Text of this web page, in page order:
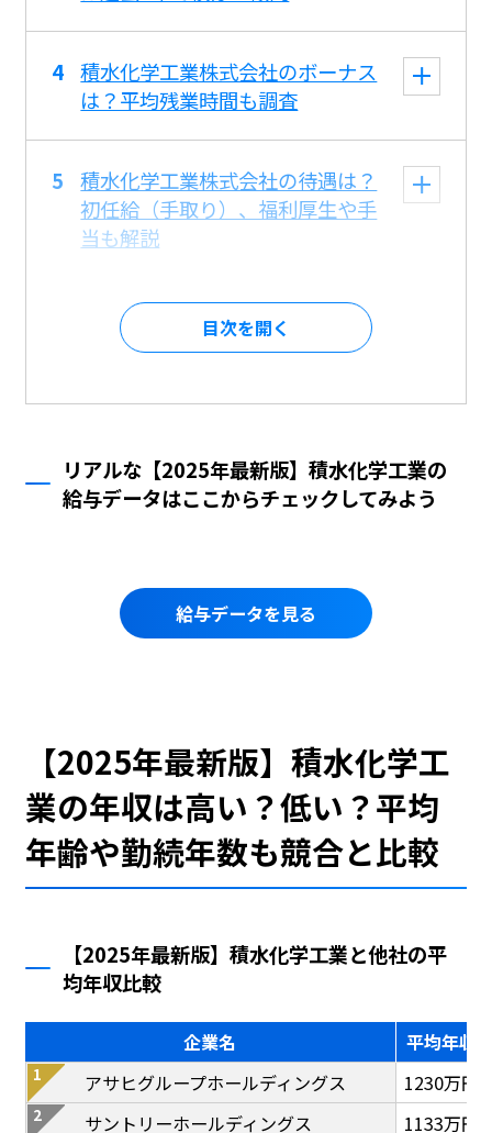
積水化学工業株式会社のボーナス
は？平均残業時間も調査
積水化学工業株式会社の待遇は？
初任給（手取り）、福利厚生や手
当も解説
目次を
リアルな【2025年最新版】積水化学工業の
給与データはここからチェックしてみよう
給与データを見る
【2025年最新版】積水化学工
業の年収は高い？低い？平均
年齢や勤続年数も競合と比較
【2025年最新版】積水化学工業と他社の平
均年収比較
企業名
平均年収
アサヒグループホールディングス
1230万円
サントリーホールディングス
1133万円